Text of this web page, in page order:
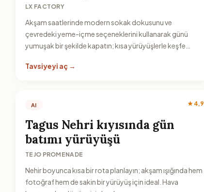
LX FACTORY
Akşam saatlerinde modern sokak dokusunu ve
çevredeki yeme-içme seçeneklerini kullanarak günü
yumuşak bir şekilde kapatın; kısa yürüyüşlerle keşfe
Tavsiyeyi aç →
AI ★ 4,9
Tagus Nehri kıyısında gün
batımı yürüyüşü
TEJO PROMENADE
Nehir boyunca kısa bir rota planlayın; akşam ışığında hem
fotoğraf hem de sakin bir yürüyüş için ideal. Hava